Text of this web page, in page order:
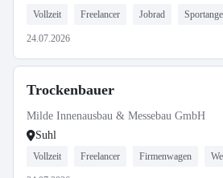
Vollzeit Freelancer Jobrad
24.07.2026
Trockenbauer
Milde Innenausbau & Messebau GmbH
Suhl
Vollzeit Freelancer Firmenwagen